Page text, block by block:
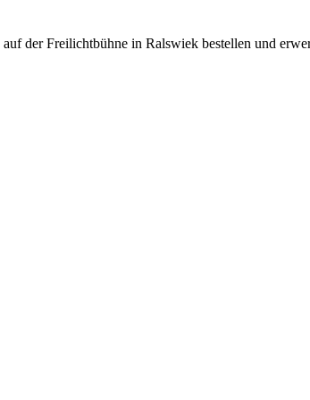
der Freilichtbühne in Ralswiek bestellen und